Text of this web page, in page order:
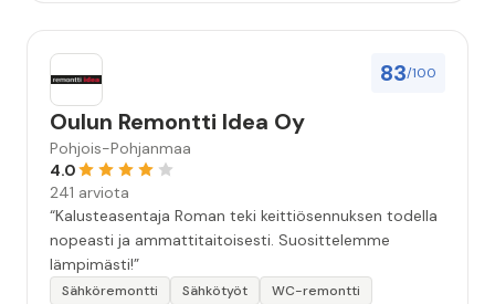
83/100
Oulun Remontti Idea Oy
Pohjois-Pohjanmaa
4.0
241 arviota
“Kalusteasentaja Roman teki keittiösennuksen todella
nopeasti ja ammattitaitoisesti. Suosittelemme
lämpimästi!”
Sähköremontti Sähkötyöt
WC-remontti